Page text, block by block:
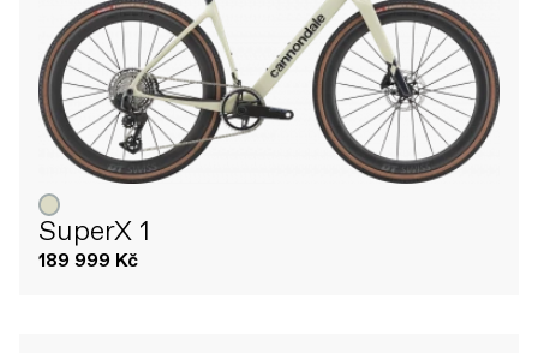
SuperX 1
189 999 Kč